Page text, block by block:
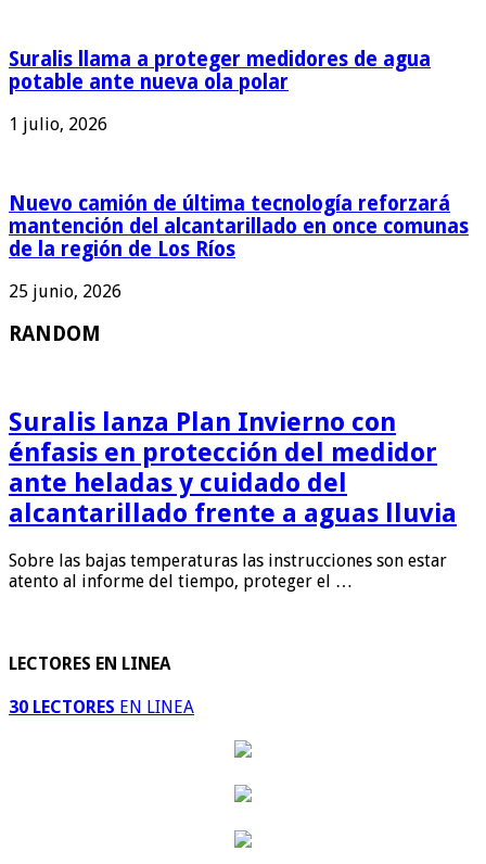
Suralis llama a proteger medidores de agua
potable ante nueva ola polar
1 julio, 2026
Nuevo camión de última tecnología reforzará
mantención del alcantarillado en once comunas
de la región de Los Ríos
25 junio, 2026
RANDOM
Suralis lanza Plan Invierno con
énfasis en protección del medidor
ante heladas y cuidado del
alcantarillado frente a aguas lluvia
Sobre las bajas temperaturas las instrucciones son estar
atento al informe del tiempo, proteger el …
LECTORES EN LINEA
30 LECTORES EN LINEA